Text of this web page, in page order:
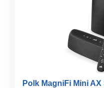
Polk MagniFi Mini